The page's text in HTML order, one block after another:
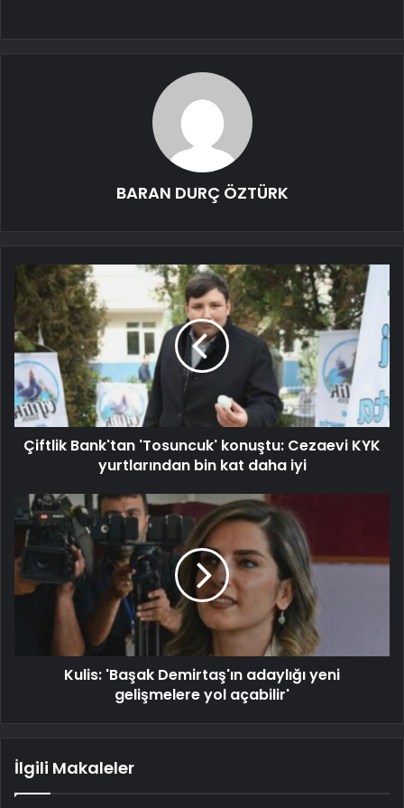
BARAN DURÇ ÖZTÜRK
Çiftlik Bank'tan 'Tosuncuk' konuştu: Cezaevi KYK
yurtlarından bin kat daha iyi
Kulis: 'Başak Demirtaş'ın adaylığı yeni
gelişmelere yol açabilir'
İlgili Makaleler